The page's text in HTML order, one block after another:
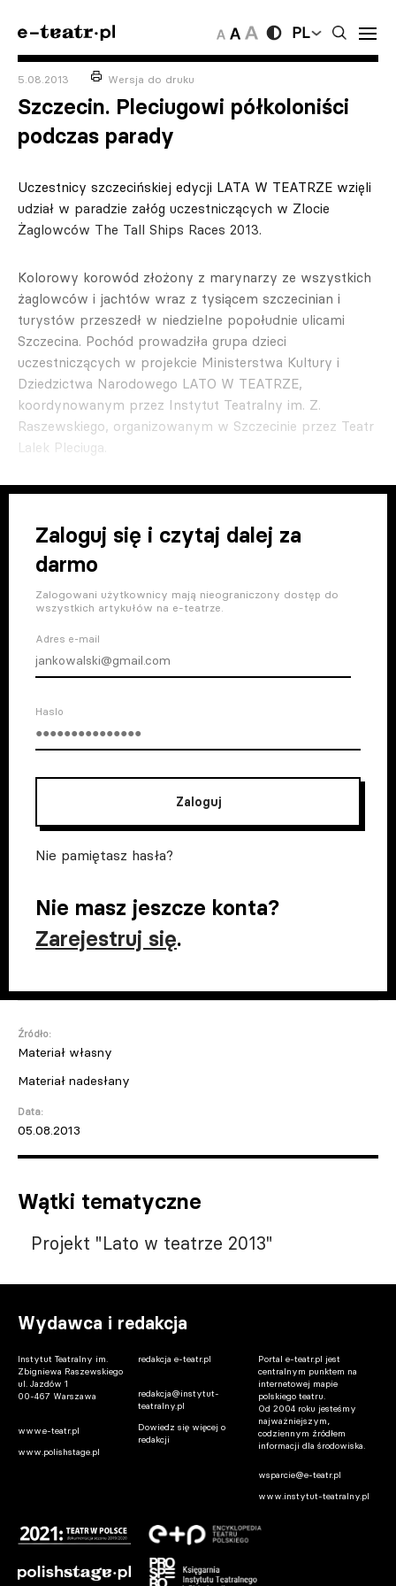
PL
5.08.2013 Wersja do druku
Szczecin. Pleciugowi półkoloniści
podczas parady
Uczestnicy szczecińskiej edycji LATA W TEATRZE wzięli
udział w paradzie załóg uczestniczących w Zlocie
Żaglowców The Tall Ships Races 2013.
Kolorowy korowód złożony z marynarzy ze wszystkich
żaglowców i jachtów wraz z tysiącem szczecinian i
turystów przeszedł w niedzielne popołudnie ulicami
Szczecina. Pochód prowadziła grupa dzieci
uczestniczących w projekcie Ministerstwa Kultury i
Dziedzictwa Narodowego LATO W TEATRZE,
koordynowanym przez Instytut Teatralny im. Z.
Raszewskiego, organizowanym w Szczecinie przez Teatr
Lalek Pleciuga.
Zaloguj się i czytaj dalej za
darmo
Zalogowani użytkownicy mają nieograniczony dostęp do
wszystkich artykułów na e-teatrze.
Adres e-mail
Haslo
Zaloguj
Nie pamiętasz hasła?
Nie masz jeszcze konta?
Zarejestruj się.
Źródło:
Materiał własny
Materiał nadesłany
Data:
05.08.2013
Wątki tematyczne
Projekt "Lato w teatrze 2013"
Wydawca i redakcja
Instytut Teatralny im.
Zbigniewa Raszewskiego
ul. Jazdów 1
00-467 Warszawa
www.e-teatr.pl
www.polishstage.pl
redakcja e-teatr.pl
redakcja@instytut-
teatralny.pl
Dowiedz się więcej o
redakcji
Portal e-teatr.pl jest
centralnym punktem na
internetowej mapie
polskiego teatru.
Od 2004 roku jesteśmy
najważniejszym,
codziennym źródłem
informacji dla środowiska.
wsparcie@e-teatr.pl
www.instytut-teatralny.pl